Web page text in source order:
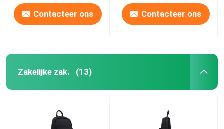
Contacteer ons Contacteer ons
Zakelijke zak. (13)